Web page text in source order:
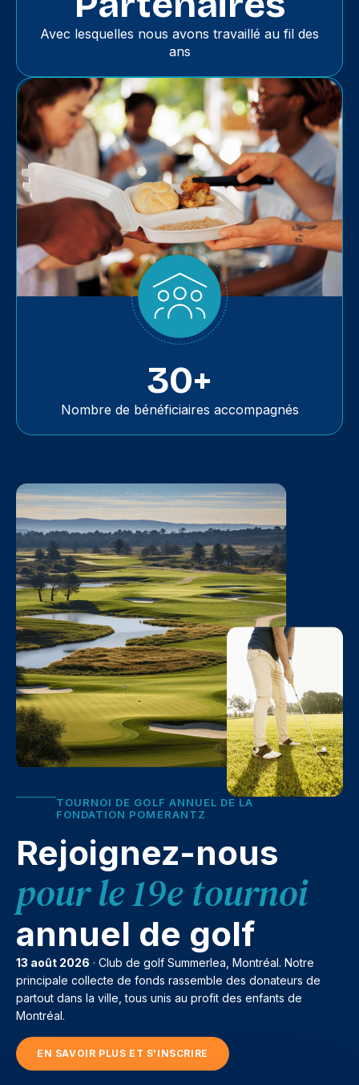
Avec lesquelles nous avons travaillé au fil des
ans
30+
Nombre de bénéficiaires accompagnés
TOURNOI DE GOLF ANNUEL DE LA
FONDATION POMERANTZ
Rejoignez-nous
pour le 19e tournoi
annuel de golf
13 août 2026 · Club de golf Summerlea, Montréal. Notre
principale collecte de fonds rassemble des donateurs de
partout dans la ville, tous unis au profit des enfants de
Montréal.
EN SAVOIR PLUS ET S'INSCRIRE